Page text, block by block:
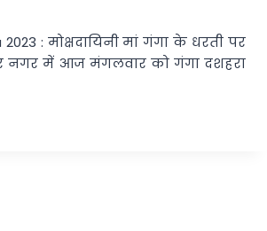
: मोक्षदायिनी मां गंगा के धरती पर
नगर में आज मंगलवार को गंगा दशहरा